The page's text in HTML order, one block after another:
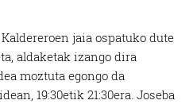
jaia ospatuko dute
aldaketak izango dira
moztuta egongo da
19:30etik 21:30era. Joseba